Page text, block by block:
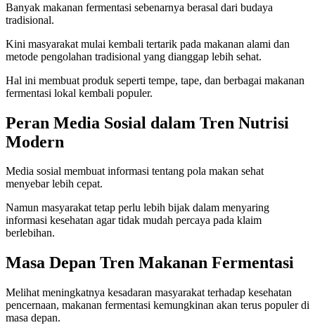
Banyak makanan fermentasi sebenarnya berasal dari budaya
tradisional.
Kini masyarakat mulai kembali tertarik pada makanan alami dan
metode pengolahan tradisional yang dianggap lebih sehat.
Hal ini membuat produk seperti tempe, tape, dan berbagai makanan
fermentasi lokal kembali populer.
Peran Media Sosial dalam Tren Nutrisi
Modern
Media sosial membuat informasi tentang pola makan sehat
menyebar lebih cepat.
Namun masyarakat tetap perlu lebih bijak dalam menyaring
informasi kesehatan agar tidak mudah percaya pada klaim
berlebihan.
Masa Depan Tren Makanan Fermentasi
Melihat meningkatnya kesadaran masyarakat terhadap kesehatan
pencernaan, makanan fermentasi kemungkinan akan terus populer di
masa depan.